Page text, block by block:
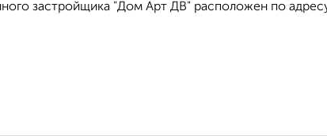
застройщика "Дом Арт ДВ" расположен по